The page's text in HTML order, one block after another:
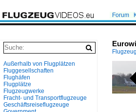
Forum
Außerhalb von Flugplätzen
Fluggesellschaften
Flughäfen
Flugplätze
Flugzeugwerke
Fracht- und Transportflugzeuge
Geschäftsreiseflugzeuge